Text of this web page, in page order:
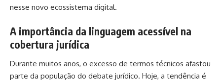
nesse novo ecossistema digital.
A importância da linguagem acessível na
cobertura jurídica
Durante muitos anos, o excesso de termos técnicos afastou
parte da população do debate jurídico. Hoje, a tendência é